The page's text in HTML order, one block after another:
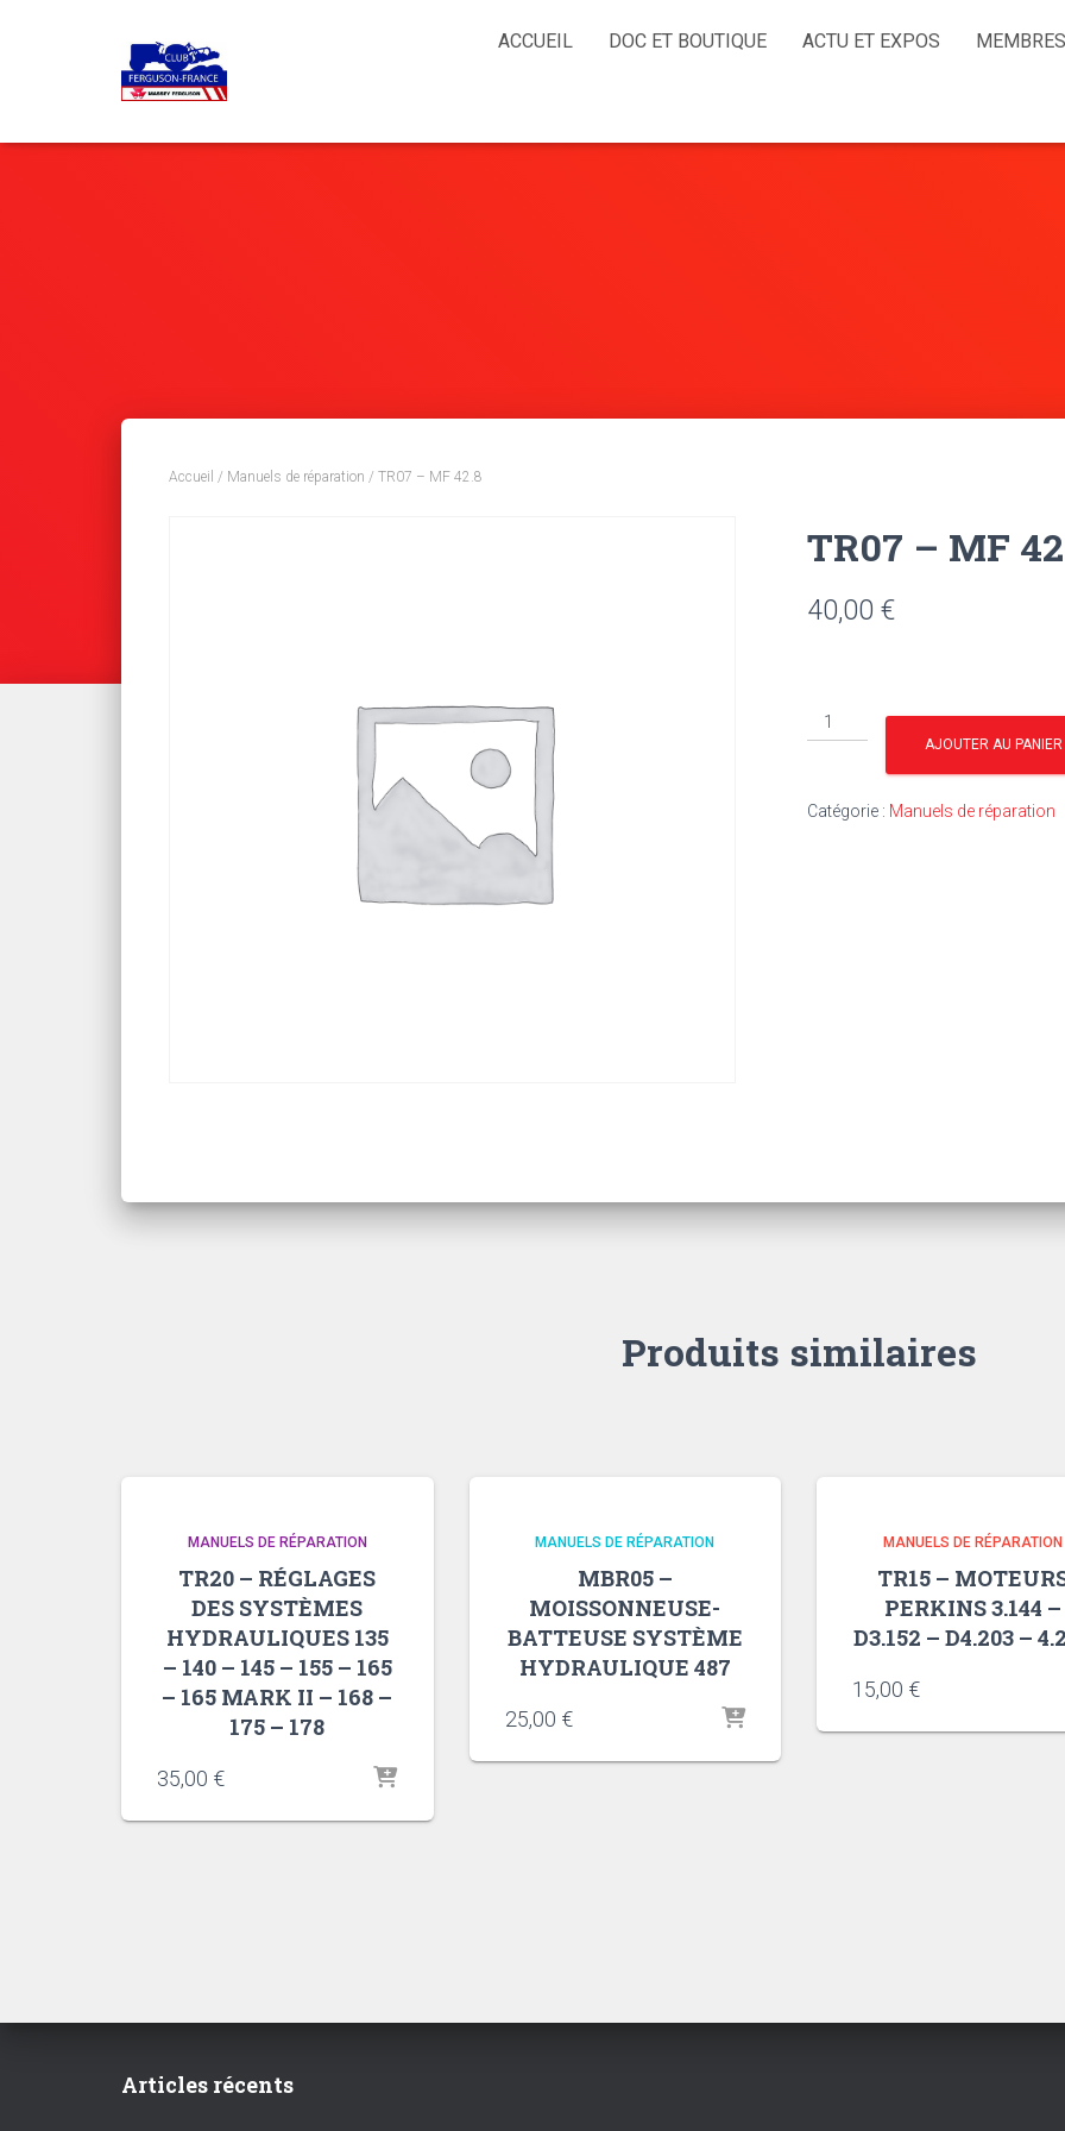
ACCUEIL DOC ET BOUTIQUE ACTU ET EXPOS
Accueil / Manuels de réparation / TR07 – MF 42.8
TR07 – MF
40,00 €
quantité
de
MF
AJOUTER AU PANIER
Catégorie : Manuels de réparation
Produits similaires
MANUELS DE RÉPARATION
TR20 – RÉGLAGES
DES SYSTÈMES
HYDRAULIQUES 135
– 140 – 145 – 155 – 165
– 165 MARK II – 168 –
175 – 178
35,00 €
MANUELS DE RÉPARATION
MBR05 –
MOISSONNEUSE-
BATTEUSE SYSTÈME
HYDRAULIQUE 487
25,00 €
MANUELS DE RÉPARATION
TR15 –
PERKINS 3.144 –
D3.152 – D4.203 –
15,00 €
Articles récents